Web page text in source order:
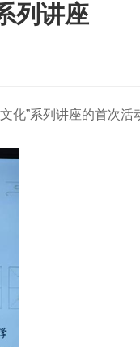
列讲座
化”系列讲座的首次活